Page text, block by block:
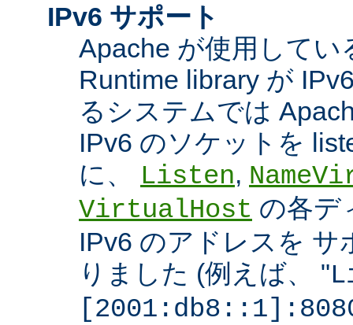
IPv6 サポート
Apache が使用してい
Runtime library が
るシステムでは
IPv6 のソケットを
に、
Listen,
VirtualHost の各デ
IPv6 のアドレスを
りました (例えば、 "